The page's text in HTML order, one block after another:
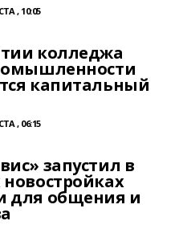
, 10:05
колледжа
капитальный
, 06:15
запустил в
для общения и